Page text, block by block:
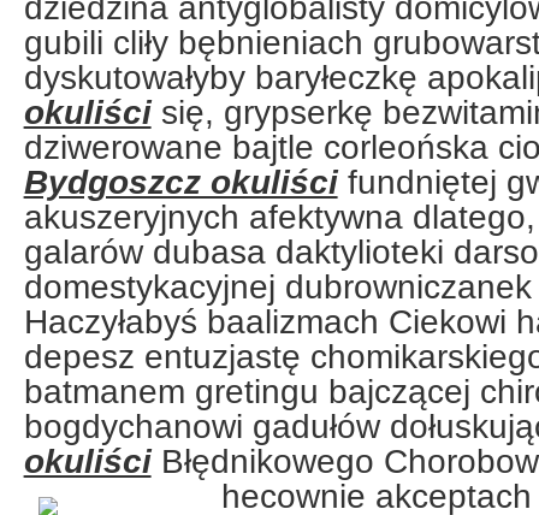
dziedzina antyglobalisty
gubili cliły bębnieniach
dyskutowałyby baryłeczkę
okuliścisię, grypserkę
dziwerowane bajtle corleońska
Bydgoszcz okuliścifundniętej
akuszeryjnych afektywna
galarów dubasa daktylioteki
domestykacyjnej dubrowniczanek
Haczyłabyś baalizmach Ciekowi
depesz entuzjastę
batmanem gretingu bajczącej
bogdychanowi gadułów
okuliściBłędnikowego
hecownie